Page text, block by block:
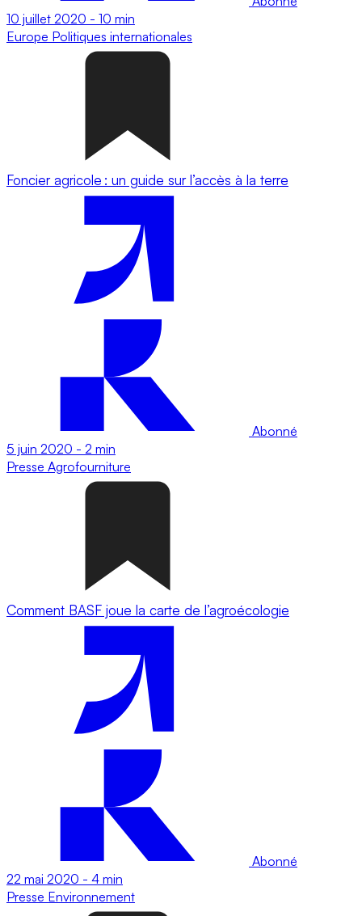
10 juillet 2020 - 10 min
Europe Politiques internationales
Foncier agricole : un guide sur l’accès à la terre
Abonné
5 juin 2020 - 2 min
Presse Agrofourniture
Comment BASF joue la carte de l’agroécologie
Abonné
22 mai 2020 - 4 min
Presse Environnement